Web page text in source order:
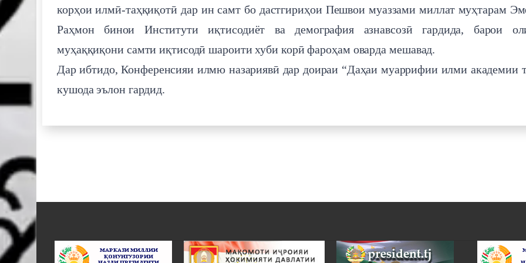
корҳои илмӣ-таҳқиқотӣ дар ин самт бо дастгириҳои Пешвои муаззами миллат муҳтарам
Раҳмон бинои Институти иқтисодиёт ва демография азнавсозӣ гардида, барои
муҳаққиқони самти иқтисодӣ шароити хуби корӣ фароҳам оварда мешавад.
Дар ибтидо, Конференсияи илмю назариявӣ дар доираи “Даҳаи муаррифии илми академии
кушода эълон гардид.